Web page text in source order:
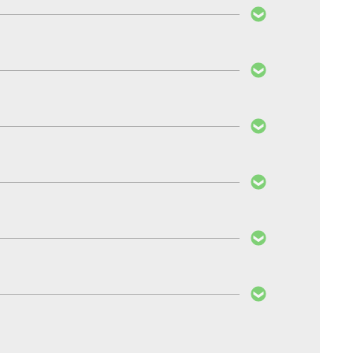
Ihre PedalBox auch für das neue Modell